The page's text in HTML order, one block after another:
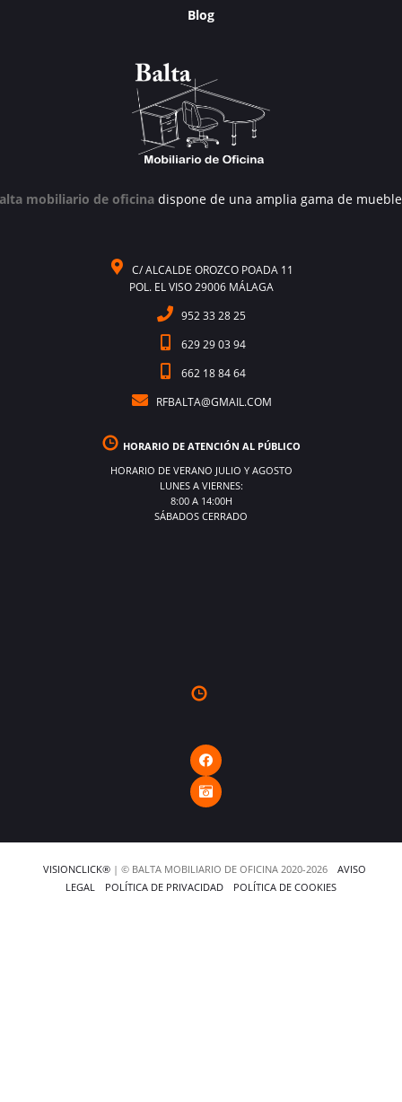
Blog
mobiliario de oficinadispone de una amplia gama de
C/ ALCALDE OROZCO POADA 11
POL. EL VISO 29006 MÁLAGA
952 33 28 25
629 29 03 94
662 18 84 64
RFBALTA@GMAIL.COM
HORARIO DE ATENCIÓN AL PÚBLICO
HORARIO DE VERANO JULIO Y AGOSTO
LUNES A VIERNES:
8:00 A 14:00H
SÁBADOS CERRADO
VISIONCLICK® | © BALTA MOBILIARIO DE OFICINA 2020-2026
AVISO
LEGAL
POLÍTICA DE PRIVACIDAD POLÍTICA DE COOKIES